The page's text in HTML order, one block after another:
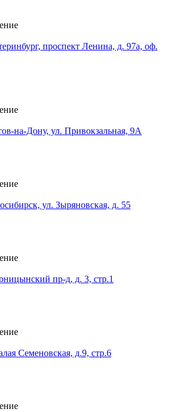
проспект Ленина, д. 97а, оф.
на-Дону, ул. Привокзальная, 9А
ул. Зыряновская, д. 55
пр-д, д. 3, стр.1
Семеновская, д.9, стр.6